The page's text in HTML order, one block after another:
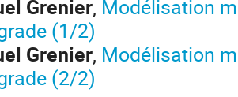
Grenier, Modélisation
(1/2)
Grenier, Modélisation
(2/2)